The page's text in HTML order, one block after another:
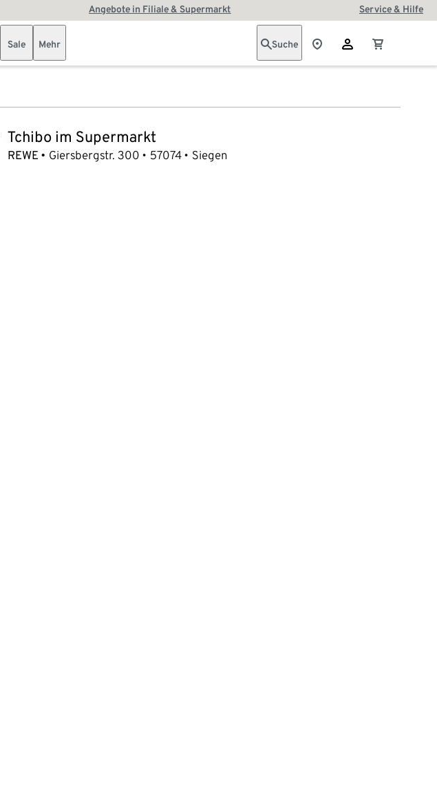
Angebote in Filiale & Supermarkt Service & Hilfe
Sale Mehr Suche
Tchibo im Supermarkt
REWE Giersbergstr. 300 57074 Siegen